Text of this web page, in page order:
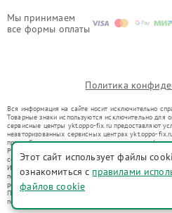
Мы принимаем
все формы оплаты
Политика
Вся информация на сайте носит исключительно
Товарные знаки используются исключительно для
сервисные центры ykt.oppo-fix.ru предоставляют
неавторизованных сервисных центрах ykt.oppo-
правообладателями товарных знаков или их
Ремонт осуществляется для устройств, уже
со статьей 1487 ГК РФ.
Использование товарных знаков не преследует
потребителей в заблуждение, а служит для
ремонту техники указанных брендов.
Представленная на сайте информация не является
положениями Статьи 437(2) Гражданского кодекса РФ
Этот сайт использует файлы
ознакомиться с правилами
файлов cookie